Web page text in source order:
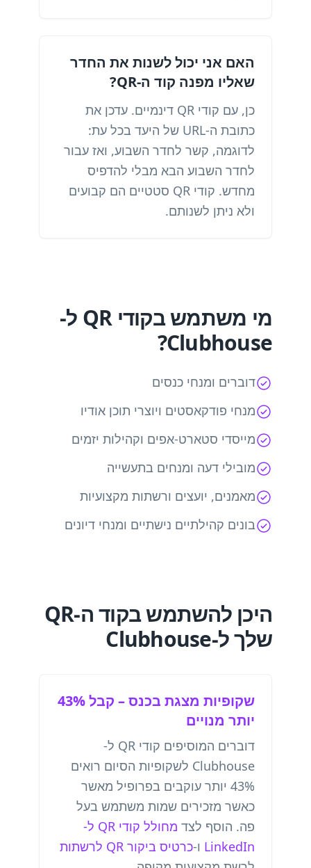
האם אני יכול לשנות את החדר
שאליו מפנה קוד ה-QR?
כן, עם קודי QR דינמיים. עדכן את
כתובת ה-URL של היעד בכל עת:
לדוגמה, קשר לחדר השבוע, ואז עבור
לחדר השבוע הבא מבלי להדפיס
מחדש. קודי QR סטטיים הם קבועים
ולא ניתן לשנותם.
מי משתמש בקודי QR ל-
Clubhouse?
דוברים ומנחי כנסים
מנחי פודקאסטים ויוצרי תוכן אודיו
מייסדי סטארט-אפים וקהילות יזמים
מובילי דעה ומנחים בתעשייה
מאמנים, יועצים ורשתות מקצועיות
בונים קהילתיים נישתיים ומנחי דיונים
היכן להשתמש בקוד ה-QR
שלך ל-Clubhouse
שקופיות מצגת בכנס – קבל 43%
יותר מנויים
דוברים המוסיפים קודי QR ל-
Clubhouse לשקופיות הסיום רואים
43% יותר עוקבים בפרופיל מאשר
כאשר מזכירים שמות משתמש בעל
פה. הוסף לצד
מחולל קודי QR ל-
LinkedIn ו-כרטיס ביקור QR לרשתות